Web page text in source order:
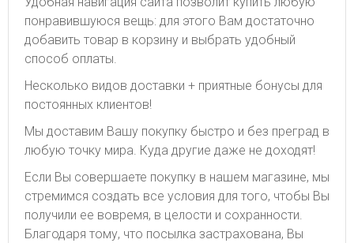
понравившуюся вещь: для этого Вам достаточно
добавить товар в корзину и выбрать удобный
способ оплаты.
Несколько видов доставки + приятные бонусы для
постоянных клиентов!
Мы доставим Вашу покупку быстро и без преград в
любую точку мира. Куда другие даже не доходят!
Если Вы совершаете покупку в нашем магазине, мы
стремимся создать все условия для того, чтобы Вы
получили ее вовремя, в целости и сохранности.
Благодаря тому, что посылка застрахована, Вы